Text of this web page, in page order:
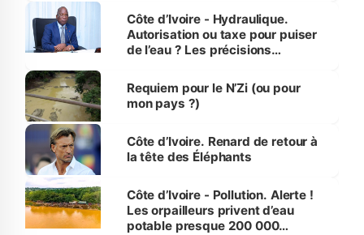
Côte d’Ivoire - Hydraulique.
Autorisation ou taxe pour puiser
de l’eau ? Les précisions
Requiem pour le N’Zi (ou pour
mon pays ?)
Côte d’Ivoire. Renard de retour à
la tête des Éléphants
Côte d’Ivoire - Pollution. Alerte !
Les orpailleurs privent d’eau
potable presque 200 000